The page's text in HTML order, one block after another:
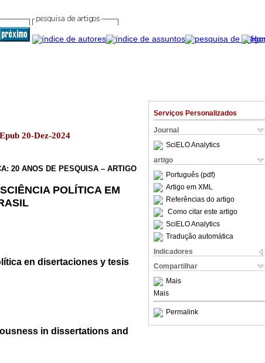
Serviços Personalizados
Journal
SciELO Analytics
artigo
Português (pdf)
Artigo em XML
Referências do artigo
Como citar este artigo
SciELO Analytics
Tradução automática
Indicadores
Compartilhar
Mais
Mais
Permalink
20-Dez-2024
20 ANOS DE PESQUISA – ARTIGO
POLÍTICA EM
en disertaciones y tesis
in dissertations and